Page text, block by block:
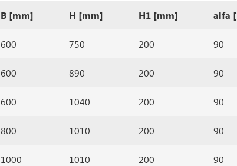
B [mm] H [mm] H1 [mm] alfa
600 750 200 90
600 890 200 90
600 1040 200 90
800 1010 200 90
1000 1010 200 90